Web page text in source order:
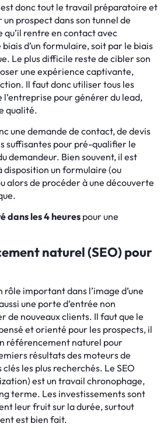
donc tout le travail préparatoire et
prospect dans son tunnel de
rentre en contact avec
d’un formulaire, soit par le biais
Le plus difficile reste de cibler son
une expérience captivante,
Il faut donc utiliser tous les
l’entreprise pour générer du lead,
qualité.
une demande de contact, de devis
suffisantes pour pré-qualifier le
demandeur. Bien souvent, il est
disposition un formulaire (ou
alors de procéder à une découverte
dans les 4 heures pour une
naturel (SEO) pour
important dans l’image d’une
une porte d’entrée non
de nouveaux clients. Il faut que le
et orienté pour les prospects, il
référencement naturel pour
résultats des moteurs de
les plus recherchés. Le SEO
est un travail chronophage,
terme. Les investissements sont
leur fruit sur la durée, surtout
est bien fait.